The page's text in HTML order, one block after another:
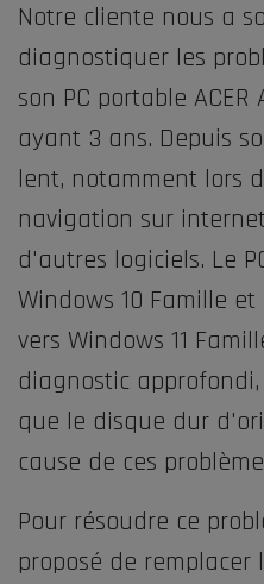
Notre cliente nous a
diagnostiquer les
son PC portable ACER
ayant 3 ans. Depuis
lent, notamment lors
navigation sur
d'autres logiciels. Le
Windows 10 Famille
vers Windows 11
diagnostic
que le disque dur
cause de ces
Pour résoudre ce
proposé de